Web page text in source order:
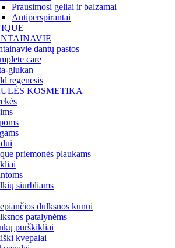
Prausimosi geliai ir balzamai
Antiperspirantai
dantų pastos
care
glukan
regenesis
KOSMETIKA
priemonės plaukams
siurbliams
dulksnos kūnui
patalynėms
purškikliai
kvepalai